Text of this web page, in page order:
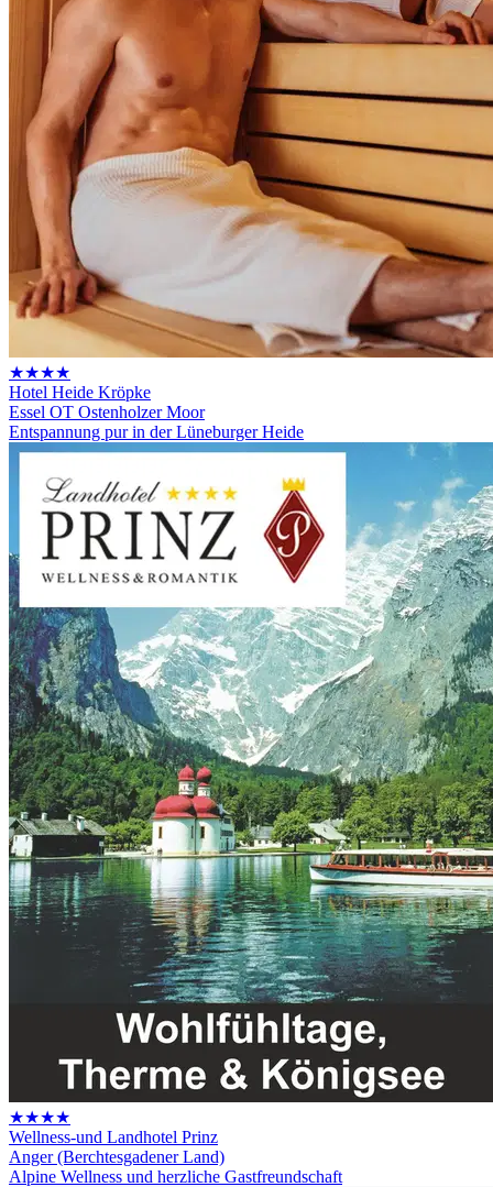
★★★★
Hotel Heide Kröpke
Essel OT Ostenholzer Moor
Entspannung pur in der Lüneburger Heide
★★★★
Wellness-und Landhotel Prinz
Anger (Berchtesgadener Land)
Alpine Wellness und herzliche Gastfreundschaft